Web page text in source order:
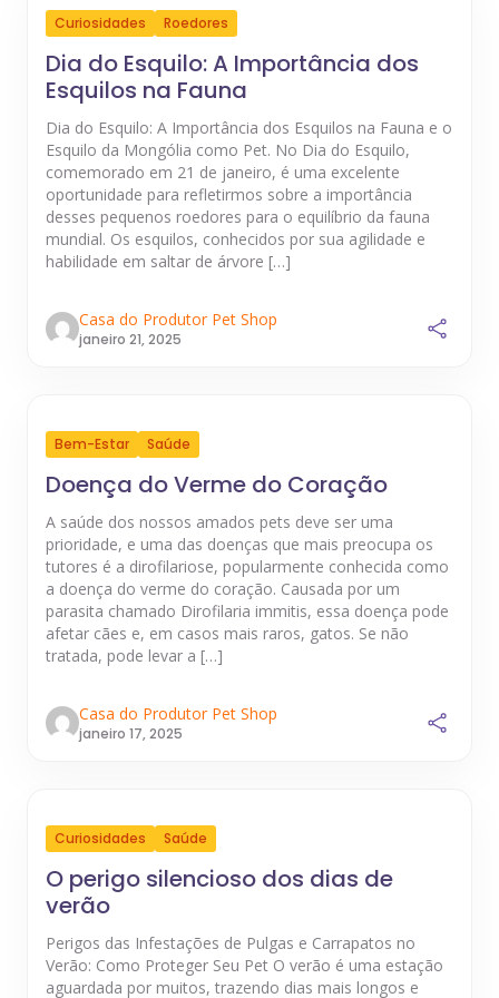
Curiosidades Roedores
Dia do Esquilo: A Importância dos
Esquilos na Fauna
Dia do Esquilo: A Importância dos Esquilos na Fauna e o
Esquilo da Mongólia como Pet. No Dia do Esquilo,
comemorado em 21 de janeiro, é uma excelente
oportunidade para refletirmos sobre a importância
desses pequenos roedores para o equilíbrio da fauna
mundial. Os esquilos, conhecidos por sua agilidade e
habilidade em saltar de árvore […]
Casa do Produtor Pet Shop
janeiro 21, 2025
Bem-Estar Saúde
Doença do Verme do Coração
A saúde dos nossos amados pets deve ser uma
prioridade, e uma das doenças que mais preocupa os
tutores é a dirofilariose, popularmente conhecida como
a doença do verme do coração. Causada por um
parasita chamado Dirofilaria immitis, essa doença pode
afetar cães e, em casos mais raros, gatos. Se não
tratada, pode levar a […]
Casa do Produtor Pet Shop
janeiro 17, 2025
Curiosidades Saúde
O perigo silencioso dos dias de
verão
Perigos das Infestações de Pulgas e Carrapatos no
Verão: Como Proteger Seu Pet O verão é uma estação
aguardada por muitos, trazendo dias mais longos e